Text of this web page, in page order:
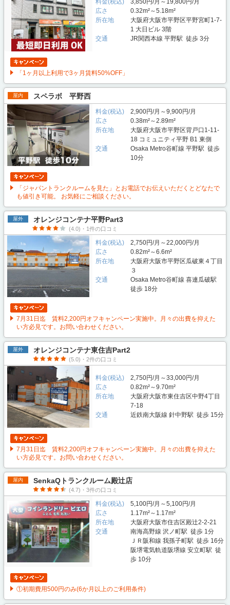
料金(税込)
3,850円/月～19,800円/月
広さ
0.32m²～5.18m²
所在地
大阪府大阪市平野区平野宮町1-7-
1 大日ビル 3階
交通
JR関西本線 平野駅 徒歩 3分
「1ヶ月以上利用で3ヶ月賃料50%OFF」
屋内 スペラボ 平野西
料金(税込)
2,900円/月～9,900円/月
広さ
0.38m²～2.89m²
所在地
大阪府大阪市平野区背戸口1-11-
18 コミュニティ平野 B1 東側
交通
Osaka Metro谷町線 平野駅 徒歩
10分
「ジャパントランクルームを見た」とお電話でお伝えいただくとどなたで
も値引き可能。 お気軽にご相談ください。
屋外 オレンジコンテナ平野Part3
(4.0)・1件の口コミ
料金(税込)
2,750円/月～22,000円/月
広さ
0.82m²～6.6m²
所在地
大阪府大阪市平野区瓜破東４丁目
３
交通
Osaka Metro谷町線 喜連瓜破駅
徒歩 18分
7月31日迄 賃料2,200円オフキャンペーン実施中。月々の出費を抑えた
い方必見です。お問い合わせください。
屋外 オレンジコンテナ東住吉Part2
(5.0)・2件の口コミ
料金(税込)
2,750円/月～33,000円/月
広さ
0.82m²～9.70m²
所在地
大阪府大阪市東住吉区中野4丁目
7-18
交通
近鉄南大阪線 針中野駅 徒歩 15分
7月31日迄 賃料2,200円オフキャンペーン実施中。月々の出費を抑えた
い方必見です。お問い合わせください。
屋内 SenkaQトランクルーム殿辻店
(4.7)・3件の口コミ
料金(税込)
5,100円/月～5,100円/月
広さ
1.17m²～1.17m²
所在地
大阪府大阪市住吉区殿辻2-2-21
交通
南海高野線 沢ノ町駅 徒歩 1分
ＪＲ阪和線 我孫子町駅 徒歩 16分
阪堺電気軌道阪堺線 安立町駅 徒
歩 10分
①初期費用500円のみ(6か月以上のご利用条件)